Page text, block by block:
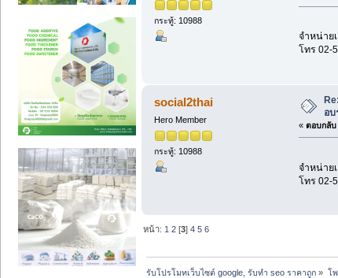
กระทู้: 10988
จำหน่าย
โทร 02-
social2thai
Hero Member
กระทู้: 10988
อบ
« ตอบกลับ
จำหน่าย
โทร 02-
หน้า: 1 2 [3]4 5 6
รับโปรโมทเว็บไซต์ google, รับทำ seo ราคาถูก » โ